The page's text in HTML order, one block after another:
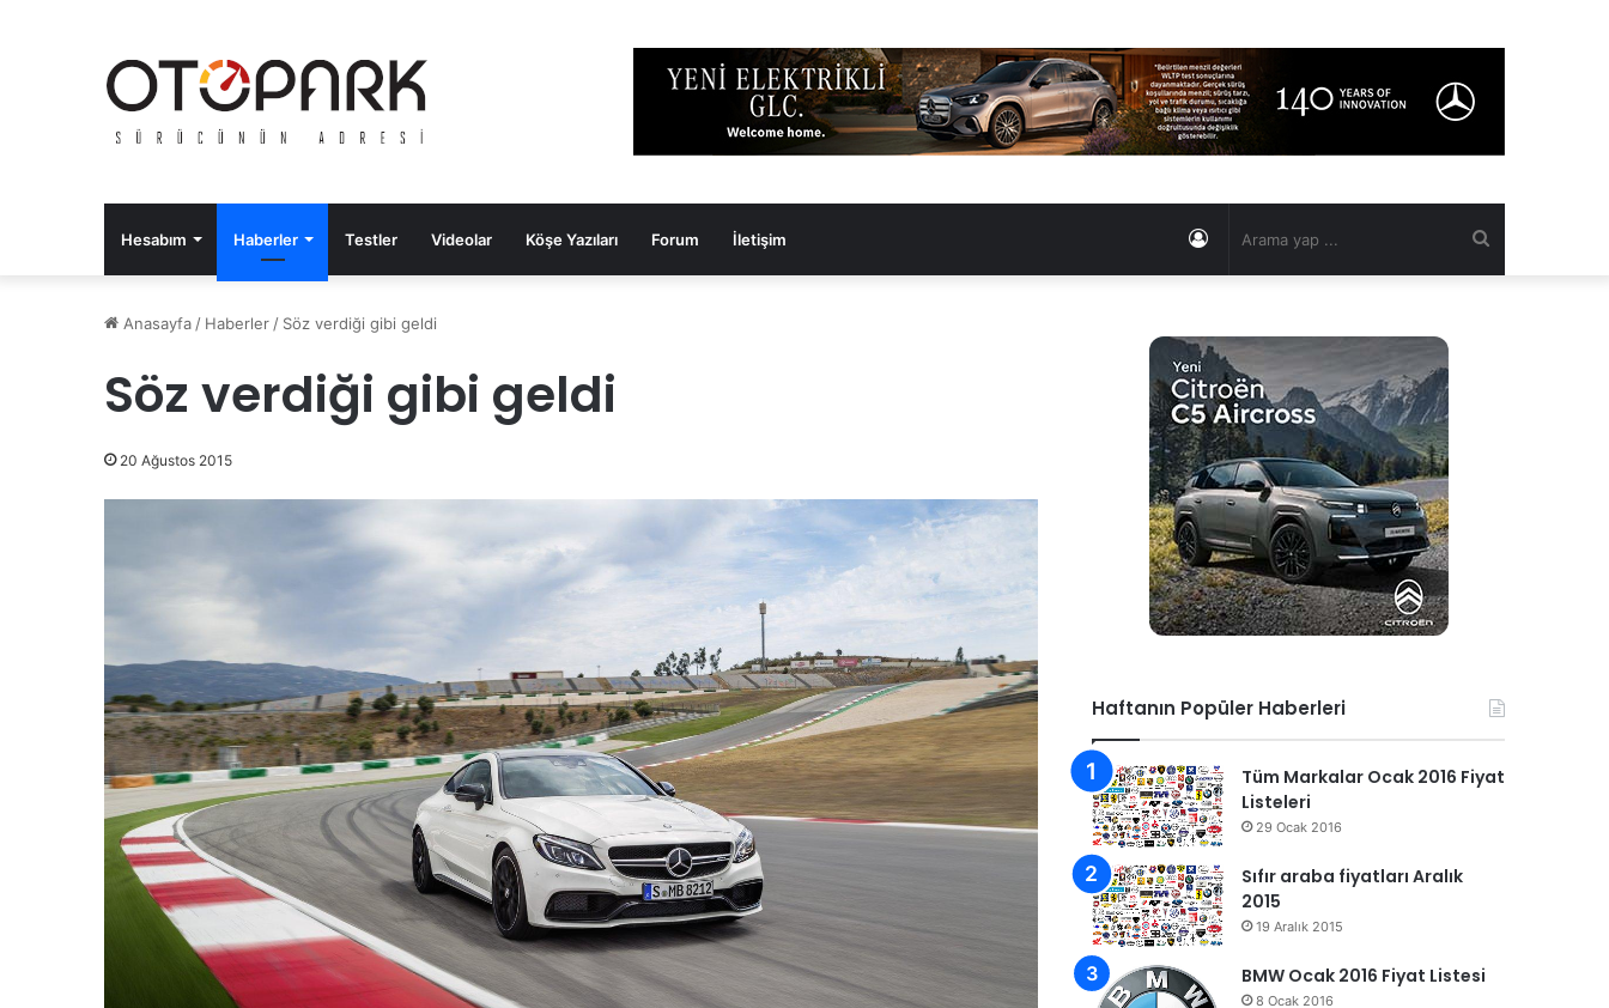
Hesabım Haberler Testler Videolar Köşe Yazıları Forum İletişim Kayıt
Anasayfa / Haberler / Söz verdiği gibi geldi
Söz verdiği gibi geldi
20 Ağustos 2015
Haftanın Popüler Haberleri
Tüm Markalar Ocak 2016 Fiyat
Listeleri
29 Ocak 2016
Sıfır araba fiyatları Aralık
2015
19 Aralık 2015
BMW Ocak 2016 Fiyat Listesi
8 Ocak 2016